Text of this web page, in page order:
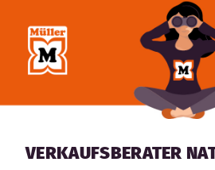
VERKAUFSBERATER